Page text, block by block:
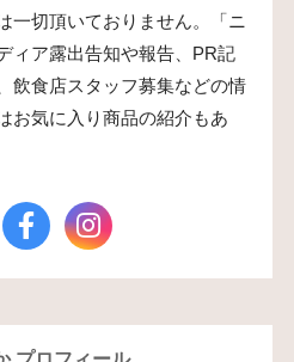
一切頂いておりません。「ニ
ィア露出告知や報告、PR記
飲食店スタッフ募集などの情
お気に入り商品の紹介もあ